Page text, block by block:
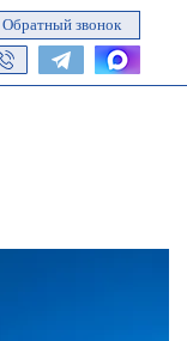
Обратный звонок